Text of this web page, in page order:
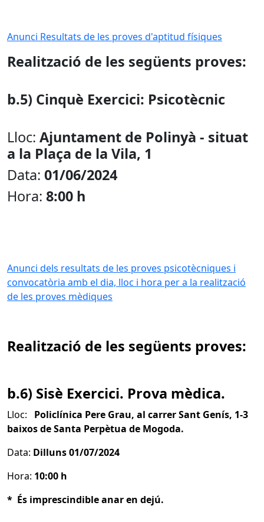
Anunci Resultats de les proves d'aptitud físiques
Realització de les següents proves:
b.5) Cinquè Exercici: Psicotècnic
Lloc: Ajuntament de Polinyà - situat
a la Plaça de la Vila, 1
Data: 01/06/2024
Hora: 8:00 h
Anunci dels resultats de les proves psicotècniques i
convocatòria amb el dia, lloc i hora per a la realització
de les proves mèdiques
Realització de les següents proves:
b.6) Sisè Exercici. Prova mèdica.
Lloc: Policlínica Pere Grau, al carrer Sant Genís, 1-3
baixos de Santa Perpètua de Mogoda.
Data: Dilluns 01/07/2024
Hora: 10:00 h
* És imprescindible anar en dejú.